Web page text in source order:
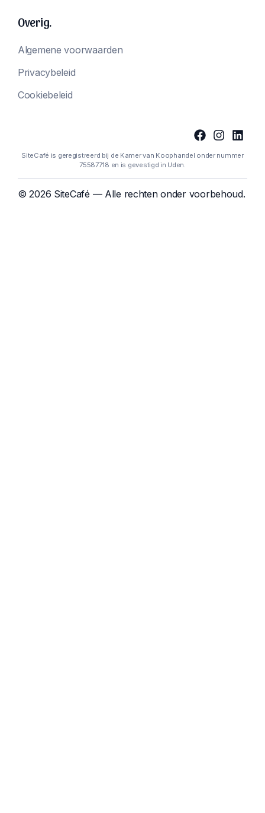
Overig.
Algemene voorwaarden
Privacybeleid
Cookiebeleid
SiteCafé is geregistreerd bij de Kamer van Koophandel onder nummer
75587718 en is gevestigd in Uden.
© 2026 SiteCafé — Alle rechten onder voorbehoud.